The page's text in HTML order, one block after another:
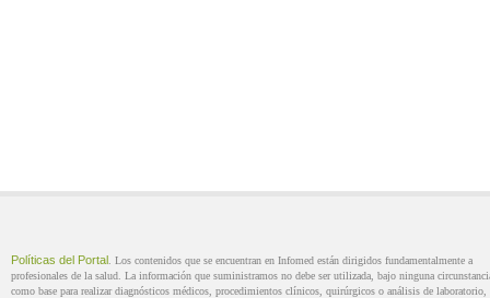
Políticas del Portal . Los contenidos que se encuentran en Infomed están dirigidos fundamentalmente a
profesionales de la salud. La información que suministramos no debe ser utilizada, bajo ninguna
como base para realizar diagnósticos médicos, procedimientos clínicos, quirúrgicos o análisis de laboratorio,